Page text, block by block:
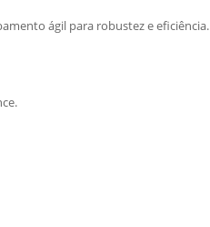
ágil para robustez e eficiência.